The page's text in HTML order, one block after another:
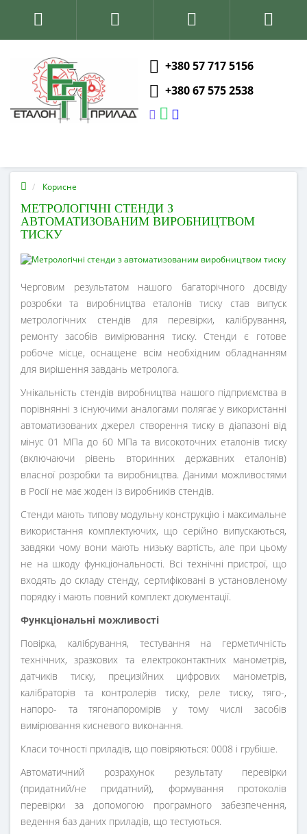
+380 57 717 5156
+380 67 575 2538
Корисне
МЕТРОЛОГІЧНІ СТЕНДИ З
АВТОМАТИЗОВАНИМ ВИРОБНИЦТВОМ
ТИСКУ
Черговим результатом нашого багаторічного досвіду
розробки та виробництва еталонів тиску став випуск
метрологічних стендів для перевірки, калібрування,
ремонту засобів вимірювання тиску. Стенди є готове
робоче місце, оснащене всім необхідним обладнанням
для вирішення завдань метролога.
Унікальність стендів виробництва нашого підприємства в
порівнянні з існуючими аналогами полягає у використанні
автоматизованих джерел створення тиску в діапазоні від
мінус 01 МПа до 60 МПа та високоточних еталонів тиску
(включаючи рівень вторинних державних еталонів)
власної розробки та виробництва. Даними можливостями
в Росії не має жоден із виробників стендів.
Стенди мають типову модульну конструкцію і максимальне
використання комплектуючих, що серійно випускаються,
завдяки чому вони мають низьку вартість, але при цьому
не на шкоду функціональності. Всі технічні пристрої, що
входять до складу стенду, сертифіковані в установленому
порядку і мають повний комплект документації.
Функціональні можливості
Повірка, калібрування, тестування на герметичність
технічних, зразкових та електроконтактних манометрів,
датчиків тиску, прецизійних цифрових манометрів,
калібраторів та контролерів тиску, реле тиску, тяго-,
напоро- та тягонапоромірів у тому числі засобів
вимірювання кисневого виконання.
Класи точності приладів, що повіряються: 0008 і грубіше.
Автоматичний розрахунок результату перевірки
(придатний/не придатний), формування протоколів
перевірки за допомогою програмного забезпечення,
ведення баз даних приладів, що тестуються.